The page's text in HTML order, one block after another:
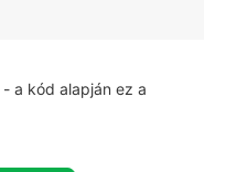
- a kód alapján ez a